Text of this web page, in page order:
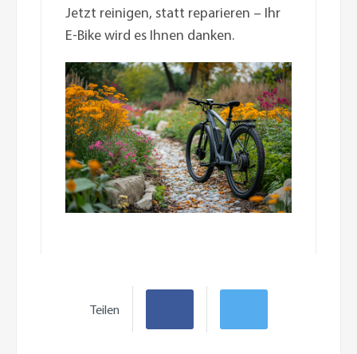
Jetzt reinigen, statt reparieren – Ihr
E-Bike wird es Ihnen danken.
Teilen